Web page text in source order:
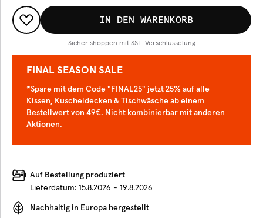
IN DEN WARENKORB
Sicher shoppen mit SSL-Verschlüsselung
FINAL SEASON SALE
*Spare mit dem Code "FINAL25" jetzt 25% auf alle
Kissen, Kuscheldecken & Tischwäsche ab einem
Bestellwert von 49€. Nicht kombinierbar mit anderen
Aktionen.
Auf Bestellung produziert
Lieferdatum: 15.8.2026 - 19.8.2026
Nachhaltig in Europa hergestellt